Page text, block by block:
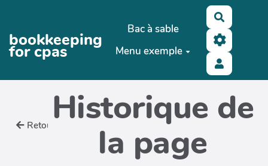
bookkeeping
for cpas
Bac à sable
Menu exemple
Retour Historique de
la page